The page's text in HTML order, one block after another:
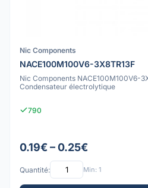
Nic Components
NACE100M100V6-3X8TR13F
Nic Components NACE100M100V6-
Condensateur électrolytique
790
0.19€ – 0.25€
Quantité: Min: 1